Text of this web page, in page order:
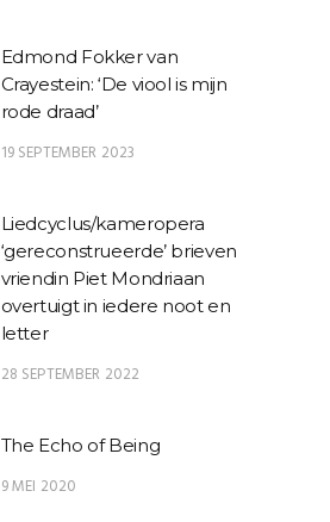
Edmond Fokker van
Crayestein: ‘De viool is mijn
rode draad’
19 SEPTEMBER 2023
Liedcyclus/kameropera
‘gereconstrueerde’ brieven
vriendin Piet Mondriaan
overtuigt in iedere noot en
letter
28 SEPTEMBER 2022
The Echo of Being
9 MEI 2020